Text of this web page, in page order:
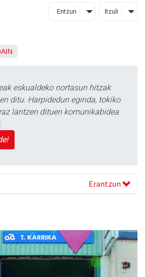
Entzun Itzuli
eskualdeko nortasun hitzak
ditu. Harpidedun eginda, tokiko
lantzen dituen komunikabidea
Erantzun